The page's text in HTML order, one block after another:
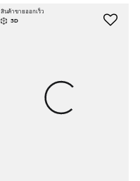
สินค้าขายออกเร็ว
3D